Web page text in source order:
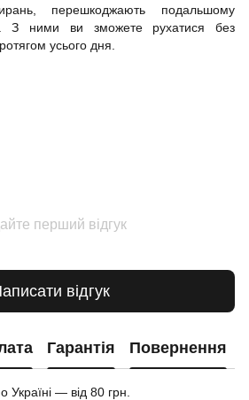
перешкоджають подальшому
З ними ви зможете рухатися без
усього дня.
перший відгук
відгук
Гарантія Повернення
— від 80 грн.